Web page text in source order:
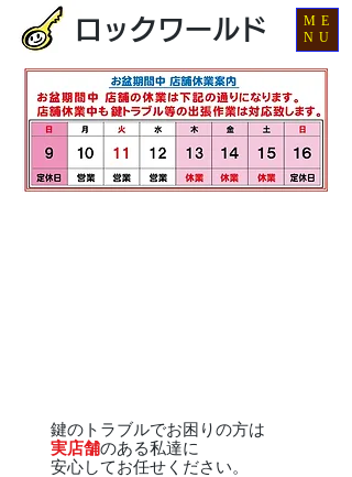
ロックワールド
鍵のトラブルでお困りの方は
実店舗のある私達に
安心してお任せください。
ME
NU